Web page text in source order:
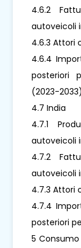
4.6.2
autoveicoli
4.6.3 Attori
4.6.4
posteriori
(2023-2033)
4.7 India
4.7.1
autoveicoli
4.7.2
autoveicoli
4.7.3 Attori
4.7.4
posteriori
5